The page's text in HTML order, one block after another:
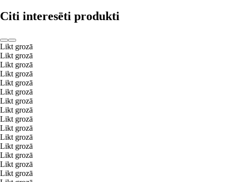
Citi interesēti produkti
Likt grozā
Likt grozā
Likt grozā
Likt grozā
Likt grozā
Likt grozā
Likt grozā
Likt grozā
Likt grozā
Likt grozā
Likt grozā
Likt grozā
Likt grozā
Likt grozā
Likt grozā